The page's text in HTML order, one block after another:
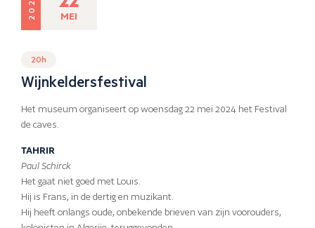
MEI
20h
Wijnkeldersfestival
Het museum organiseert op woensdag 22 mei 2024 het Festival
de caves.
TAHRIR
Paul Schirck
Het gaat niet goed met Louis.
Hij is Frans, in de dertig en muzikant.
Hij heeft onlangs oude, onbekende brieven van zijn voorouders,